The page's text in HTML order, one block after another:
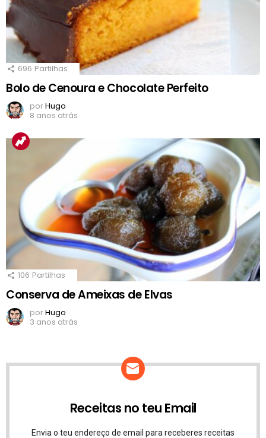
696 Partilhas
Bolo de Cenoura e Chocolate Perfeito
porHugo
8 anos atrás
106 Partilhas
Conserva de Ameixas de Elvas
porHugo
3 anos atrás
Receitas no teu Email
Envia o teu endereço de email para receberes receitas